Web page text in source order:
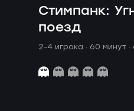
Стимпанк:
поезд
2-4 игрока · 60 минут